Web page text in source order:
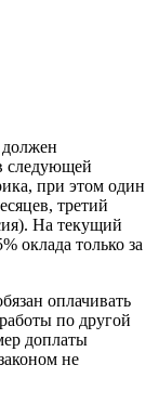
должен
следующей
при этом один
третий
На текущий
оклада только за
оплачивать
по другой
доплаты
не